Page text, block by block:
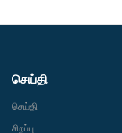
செய்தி
செய்தி
சிறப்பு